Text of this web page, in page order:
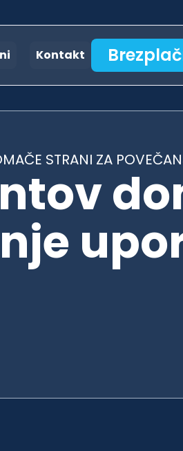
Kontakt
STRANI ZA